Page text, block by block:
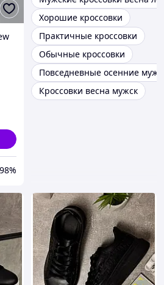
98%
Хорошие кроссовки
Практичные кроссовки
Обычные кроссовки
Повседневные осенние
Кроссовки весна мужск